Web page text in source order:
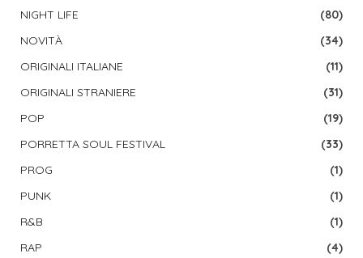
NIGHT LIFE
(80)
NOVITÀ
(34)
ORIGINALI ITALIANE
(11)
ORIGINALI STRANIERE
(31)
POP
(19)
PORRETTA SOUL FESTIVAL
(33)
PROG
(1)
PUNK
(1)
R&B
(1)
RAP
(4)